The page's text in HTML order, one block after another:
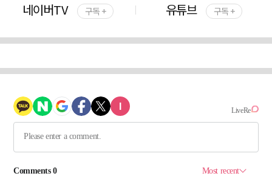
네이버TV 구독 + 유튜브 구독 +